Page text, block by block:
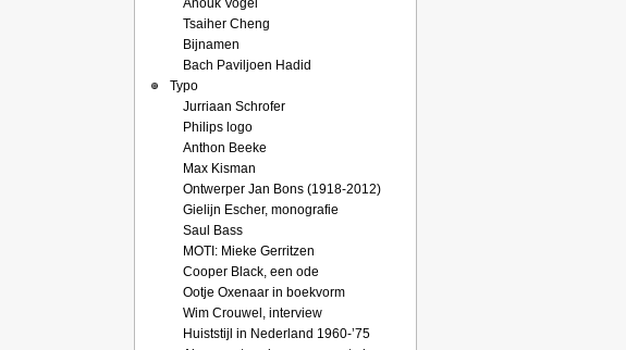
Anouk Vogel
Tsaiher Cheng
Bijnamen
Bach Paviljoen Hadid
Typo
Jurriaan Schrofer
Philips logo
Anthon Beeke
Max Kisman
Ontwerper Jan Bons (1918-2012)
Gielijn Escher, monografie
Saul Bass
MOTI: Mieke Gerritzen
Cooper Black, een ode
Ootje Oxenaar in boekvorm
Wim Crouwel, interview
Huiststijl in Nederland 1960-’75